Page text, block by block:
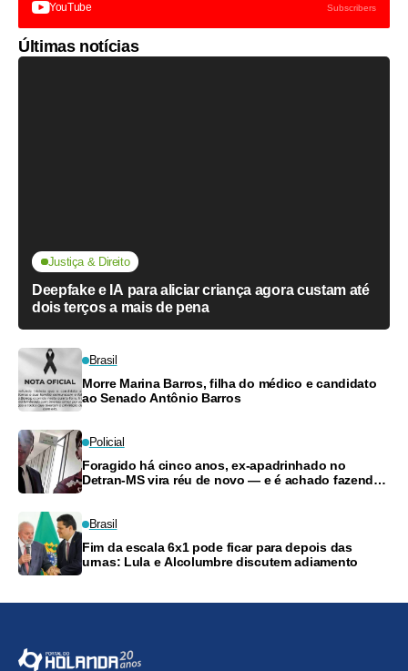
YouTube Subscribers
Últimas notícias
Justiça & Direito
Deepfake e IA para aliciar criança agora custam até
dois terços a mais de pena
Brasil
Morre Marina Barros, filha do médico e candidato
ao Senado Antônio Barros
Policial
Foragido há cinco anos, ex-apadrinhado no
Detran-MS vira réu de novo — e é achado fazendo
Brasil
Fim da escala 6x1 pode ficar para depois das
urnas: Lula e Alcolumbre discutem adiamento